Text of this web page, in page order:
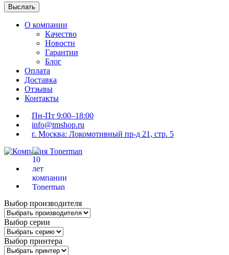
О компании
Качество
Новости
Гарантии
Блог
Оплата
Доставка
Отзывы
Контакты
Пн-Пт 9:00–18:00
info@tmshop.ru
г. Москва: Локомотивный пр-д 21, стр. 5
Выбор производителя
Выбор серии
Выбор принтера